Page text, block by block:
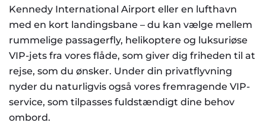
Kennedy International Airport eller en lufthavn
med en kort landingsbane – du kan vælge mellem
rummelige passagerfly, helikoptere og luksuriøse
VIP-jets fra vores flåde, som giver dig friheden til at
rejse, som du ønsker. Under din privatflyvning
nyder du naturligvis også vores fremragende VIP-
service, som tilpasses fuldstændigt dine behov
ombord.